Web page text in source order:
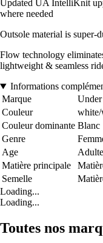
Updated UA IntelliKnit
where needed
Outsole material is super-
Flow technology
lightweight & seamless
Informations
Marque
Couleur
white/
Couleur dominante Blanc
Genre
Age
Adulte
Matière principale
Semelle
Loading...
Loading...
Toutes nos